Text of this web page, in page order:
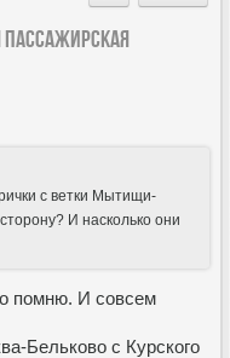
пассажирская
с ветки Мытищи-
И насколько они
помню. И совсем
Бельково с Курского